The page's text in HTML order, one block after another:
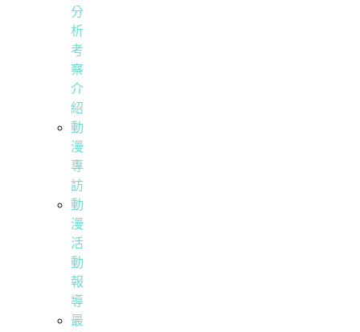
分
析
考
察
介
紹
動
漫
專
訪
動
漫
活
動
報
導
最